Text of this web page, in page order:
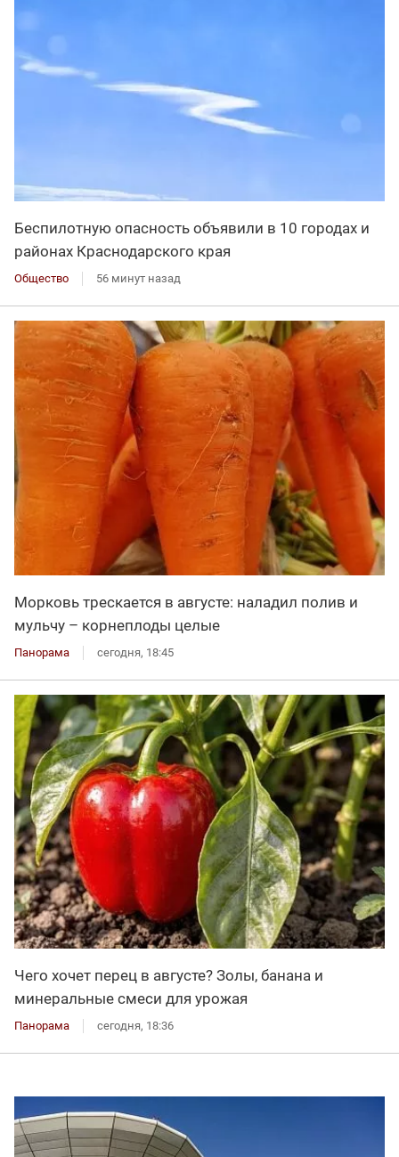
Беспилотную опасность объявили в 10 городах и
районах Краснодарского края
Общество 56 минут назад
Морковь трескается в августе: наладил полив и
мульчу – корнеплоды целые
Панорама сегодня, 18:45
Чего хочет перец в августе? Золы, банана и
минеральные смеси для урожая
Панорама сегодня, 18:36